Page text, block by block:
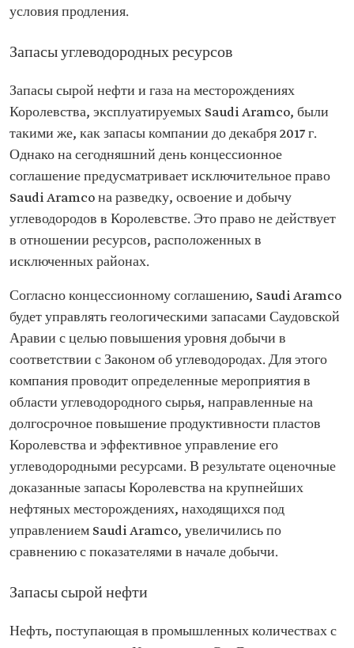
условия продления.
Запасы углеводородных ресурсов
Запасы сырой нефти и газа на месторождениях
Королевства, эксплуатируемых Saudi Aramco, были
такими же, как запасы компании до декабря 2017 г.
Однако на сегодняшний день концессионное
соглашение предусматривает исключительное право
Saudi Aramco на разведку, освоение и добычу
углеводородов в Королевстве. Это право не действует
в отношении ресурсов, расположенных в
исключенных районах.
Согласно концессионному соглашению, Saudi Aramco
будет управлять геологическими запасами Саудовской
Аравии с целью повышения уровня добычи в
соответствии с Законом об углеводородах. Для этого
компания проводит определенные мероприятия в
области углеводородного сырья, направленные на
долгосрочное повышение продуктивности пластов
Королевства и эффективное управление его
углеводородными ресурсами. В результате оценочные
доказанные запасы Королевства на крупнейших
нефтяных месторождениях, находящихся под
управлением Saudi Aramco, увеличились по
сравнению с показателями в начале добычи.
Запасы сырой нефти
Нефть, поступающая в промышленных количествах с